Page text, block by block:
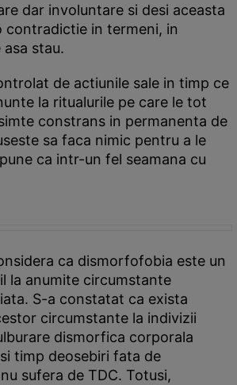
dar involuntare si desi aceasta
contradictie in termeni, in
stau.
de actiunile sale in timp ce
la ritualurile pe care le tot
constrans in permanenta de
sa faca nimic pentru a le
ca intr-un fel seamana cu
ca dismorfofobia este un
la anumite circumstante
S-a constatat ca exista
circumstante la indivizii
dismorfica corporala
timp deosebiri fata de
sufera de TDC. Totusi,